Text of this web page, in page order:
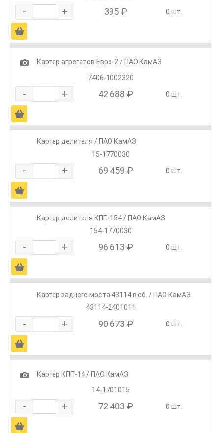
- + 395 ₽ 0 шт.
Ä
1
Картер агрегатов Евро-2 / ПАО КамАЗ
7406-1002320
- + 42 688 ₽ 0 шт.
Ä
Картер делителя / ПАО КамАЗ
15-1770030
- + 69 459 ₽ 0 шт.
Ä
Картер делителя КПП-154 / ПАО КамАЗ
154-1770030
- + 96 613 ₽ 0 шт.
Ä
Картер заднего моста 43114 в сб. / ПАО КамАЗ
43114-2401011
- + 90 673 ₽ 0 шт.
Ä
1
Картер КПП-14 / ПАО КамАЗ
14-1701015
- + 72 403 ₽ 0 шт.
Ä